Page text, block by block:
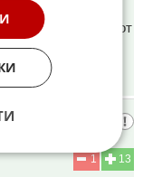
“ключът към
имоти в чужбина от
13
1